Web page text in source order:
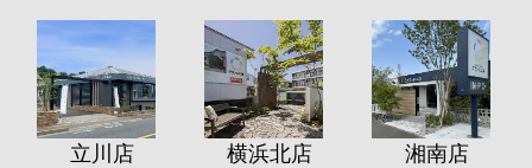
立川店 横浜北店 湘南店